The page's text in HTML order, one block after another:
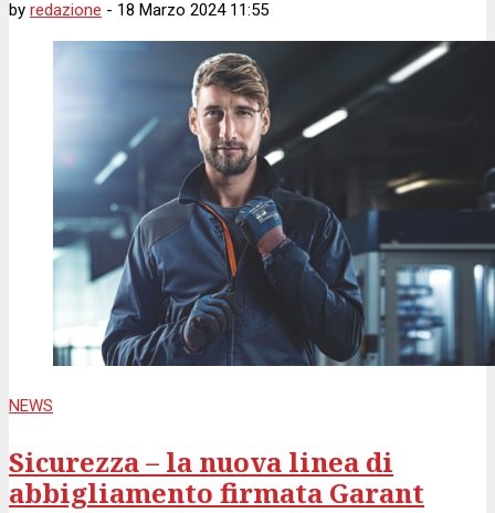
by redazione - 18 Marzo 2024 11:55
NEWS
Sicurezza – la nuova linea di
abbigliamento firmata Garant